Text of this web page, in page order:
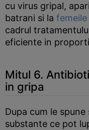
cu virus gripal,
batrani si la
cadrul
eficiente in
Mitul 6.
in gripa
Dupa cum le
substante ce pot